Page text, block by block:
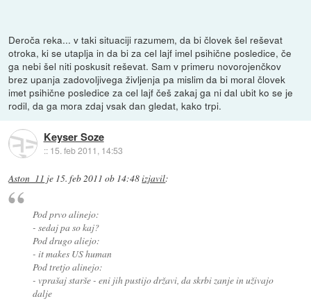
Deroča reka... v taki situaciji razumem, da bi človek šel reševat
otroka, ki se utaplja in da bi za cel lajf imel psihične posledice, če
ga nebi šel niti poskusit reševat. Sam v primeru novorojenčkov
brez upanja zadovoljivega življenja pa mislim da bi moral človek
imet psihične posledice za cel lajf češ zakaj ga ni dal ubit ko se je
rodil, da ga mora zdaj vsak dan gledat, kako trpi.
Keyser Soze
:: 15. feb 2011, 14:53
Aston_11 je 15. feb 2011 ob 14:48izjavil:
Pod prvo alinejo:
- sedaj pa so kaj?
Pod drugo aliejo:
- it makes US human
Pod tretjo alinejo:
- vprašaj starše - eni jih pustijo državi, da skrbi zanje in uživajo
dalje